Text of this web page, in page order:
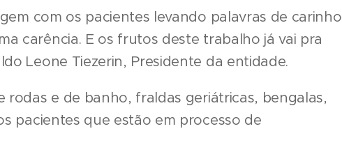
com os pacientes levando palavras de carinho
carência. E os frutos deste trabalho já vai pra
Leone Tiezerin, Presidente da entidade.
rodas e de banho, fraldas geriátricas, bengalas,
pacientes que estão em processo de